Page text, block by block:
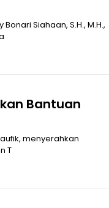
Siahaan, S.H., M.H.,
Bantuan
menyerahkan
T